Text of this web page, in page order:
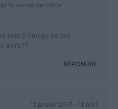
la venue de cette
sont à l’image de tes
alors??
RÉPONDRE
12 janvier 2017 - 13 h 01